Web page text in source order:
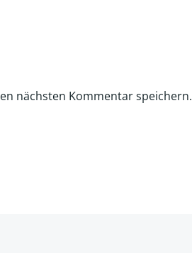
nächsten Kommentar speichern.